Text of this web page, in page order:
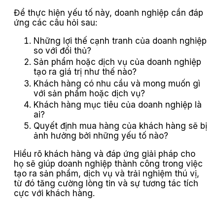
Để thực hiện yếu tố này, doanh nghiệp cần đáp
ứng các câu hỏi sau:
Những lợi thế cạnh tranh của doanh nghiệp
so với đối thủ?
Sản phẩm hoặc dịch vụ của doanh nghiệp
tạo ra giá trị như thế nào?
Khách hàng có nhu cầu và mong muốn gì
với sản phẩm hoặc dịch vụ?
Khách hàng mục tiêu của doanh nghiệp là
ai?
Quyết định mua hàng của khách hàng sẽ bị
ảnh hưởng bởi những yếu tố nào?
Hiểu rõ khách hàng và đáp ứng giải pháp cho
họ sẽ giúp doanh nghiệp thành công trong việc
tạo ra sản phẩm, dịch vụ và trải nghiệm thú vị,
từ đó tăng cường lòng tin và sự tương tác tích
cực với khách hàng.